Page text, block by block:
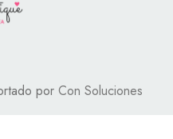
por Con Soluciones